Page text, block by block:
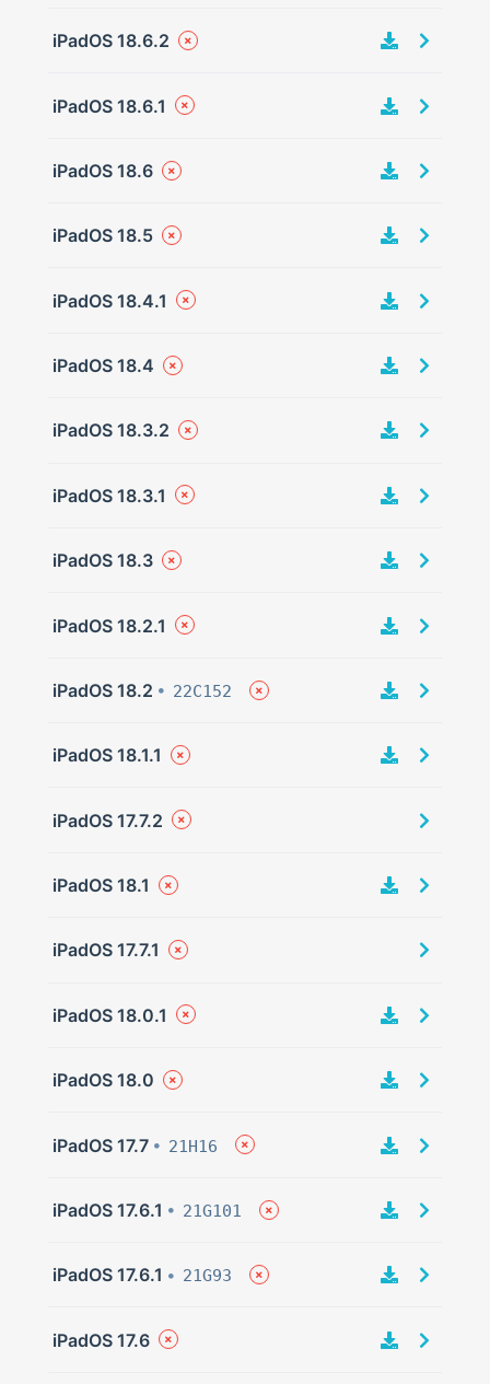
iPadOS 18.6.2
iPadOS 18.6.1
iPadOS 18.6
iPadOS 18.5
iPadOS 18.4.1
iPadOS 18.4
iPadOS 18.3.2
iPadOS 18.3.1
iPadOS 18.3
iPadOS 18.2.1
iPadOS 18.2 22C152
iPadOS 18.1.1
iPadOS 17.7.2
iPadOS 18.1
iPadOS 17.7.1
iPadOS 18.0.1
iPadOS 18.0
iPadOS 17.7 21H16
iPadOS 17.6.1 21G101
iPadOS 17.6.1 21G93
iPadOS 17.6